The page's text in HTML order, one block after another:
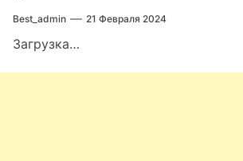
Best_admin 21 Февраля 2024
Загрузка…